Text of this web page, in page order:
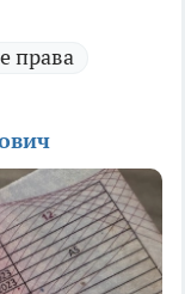
права